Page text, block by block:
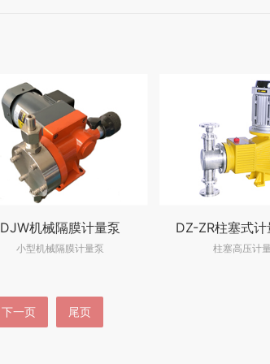
DJW机械隔膜计量泵
小型机械隔膜计量泵
DZ-ZR柱塞式
柱塞高压计
下一页 尾页